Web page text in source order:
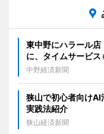
東中野にハラール
に、タイムサービス
中野経済新聞
狭山で初心者向け
実践法紹介
狭山経済新聞